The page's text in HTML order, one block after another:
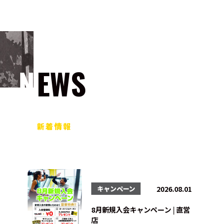
NEWS
新着情報
キャンペーン 2026.08.01
8月新規入会キャンペーン | 直営
店